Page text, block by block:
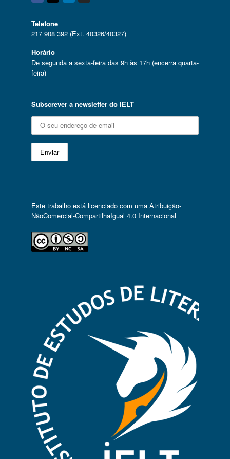
Telefone
217 908 392 (Ext. 40326/40327)
Horário
De segunda a sexta-feira das 9h às 17h (encerra quarta-
feira)
Subscrever a newsletter do IELT
Este trabalho está licenciado com uma Atribuição-
NãoComercial-CompartilhaIgual 4.0 Internacional